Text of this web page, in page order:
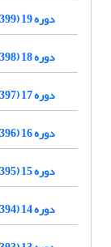
دوره 19 (1399)
دوره 18 (1398)
دوره 17 (1397)
دوره 16 (1396)
دوره 15 (1395)
دوره 14 (1394)